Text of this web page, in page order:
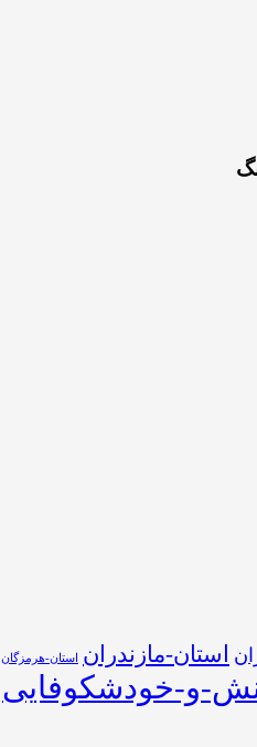
استان-مازندران استان-هرمزگان
و-خودشکوفایی